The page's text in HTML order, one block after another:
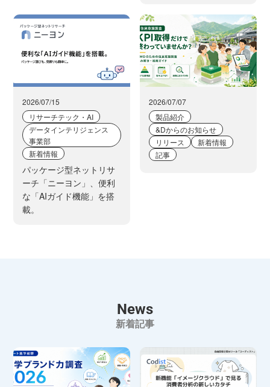
2026/07/15
リサーチテック・AI
データインテリジェンス
事業部
新着情報
パッケージ型ネットリサ
ーチ「ニーヨン」、便利
な「AIガイド機能」を搭
載。
2026/07/07
製品紹介
&Dからのお知らせ
リリース
新着情報
記事
News
新着記事